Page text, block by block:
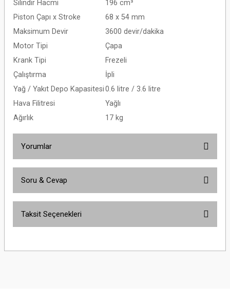
Silindir Hacmi
196 cm³
Piston Çapı x Stroke
68 x 54 mm
Maksimum Devir
3600 devir/dakika
Motor Tipi
Çapa
Krank Tipi
Frezeli
Çalıştırma
İpli
Yağ / Yakıt Depo Kapasitesi0.6 litre / 3.6 litre
Hava Filitresi
Yağlı
Ağırlık
17 kg
Yorumlar
Soru & Cevap
Soru Sor
Taksit Seçenekleri